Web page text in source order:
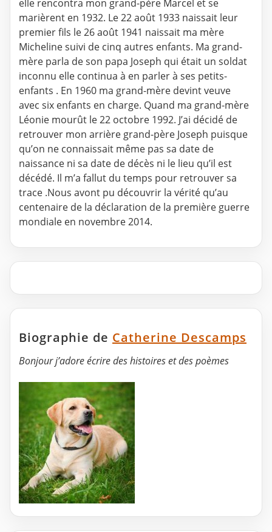
elle rencontra mon grand-père Marcel et se
marièrent en 1932. Le 22 août 1933 naissait leur
premier fils le 26 août 1941 naissait ma mère
Micheline suivi de cinq autres enfants. Ma grand-
mère parla de son papa Joseph qui était un soldat
inconnu elle continua à en parler à ses petits-
enfants . En 1960 ma grand-mère devint veuve
avec six enfants en charge. Quand ma grand-mère
Léonie mourût le 22 octobre 1992. J’ai décidé de
retrouver mon arrière grand-père Joseph puisque
qu’on ne connaissait même pas sa date de
naissance ni sa date de décès ni le lieu qu’il est
décédé. Il m’a fallut du temps pour retrouver sa
trace .Nous avont pu découvrir la vérité qu’au
centenaire de la déclaration de la première guerre
mondiale en novembre 2014.
Biographie de Catherine Descamps
Bonjour j’adore écrire des histoires et des poèmes